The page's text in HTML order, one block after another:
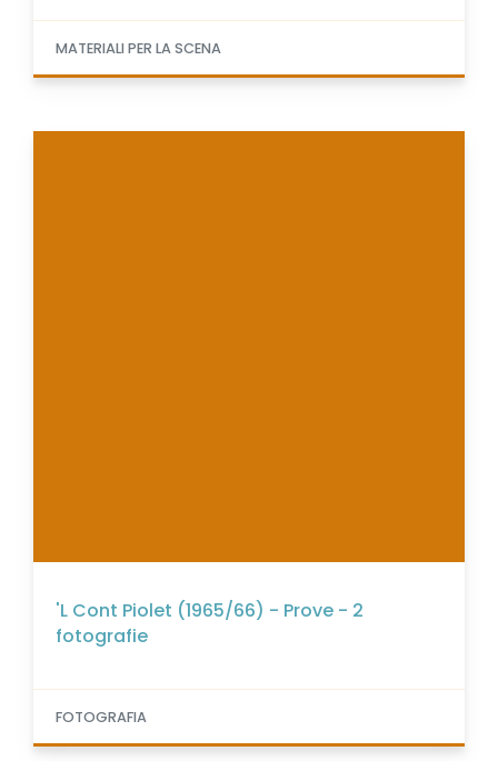
MATERIALI PER LA SCENA
'L Cont Piolet (1965/66) - Prove - 2
fotografie
FOTOGRAFIA